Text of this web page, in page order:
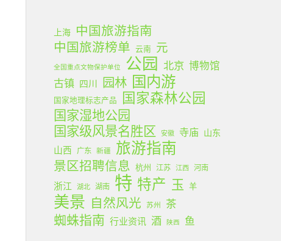
上海
中国旅游指南
中国旅游榜单 云南 元
全国重点文物保护单位 公园 北京 博物馆
古镇 四川 园林 国内游
国家地理标志产品 国家森林公园
国家湿地公园
国家级风景名胜区
安徽 寺庙 山东
山西 广东 新疆 旅游指南
景区招聘信息 杭州 江苏 江西 河南
浙江 湖北 湖南 特 特产 玉 羊
美景 自然风光 苏州 茶
蜘蛛指南 行业资讯 酒 陕西 鱼